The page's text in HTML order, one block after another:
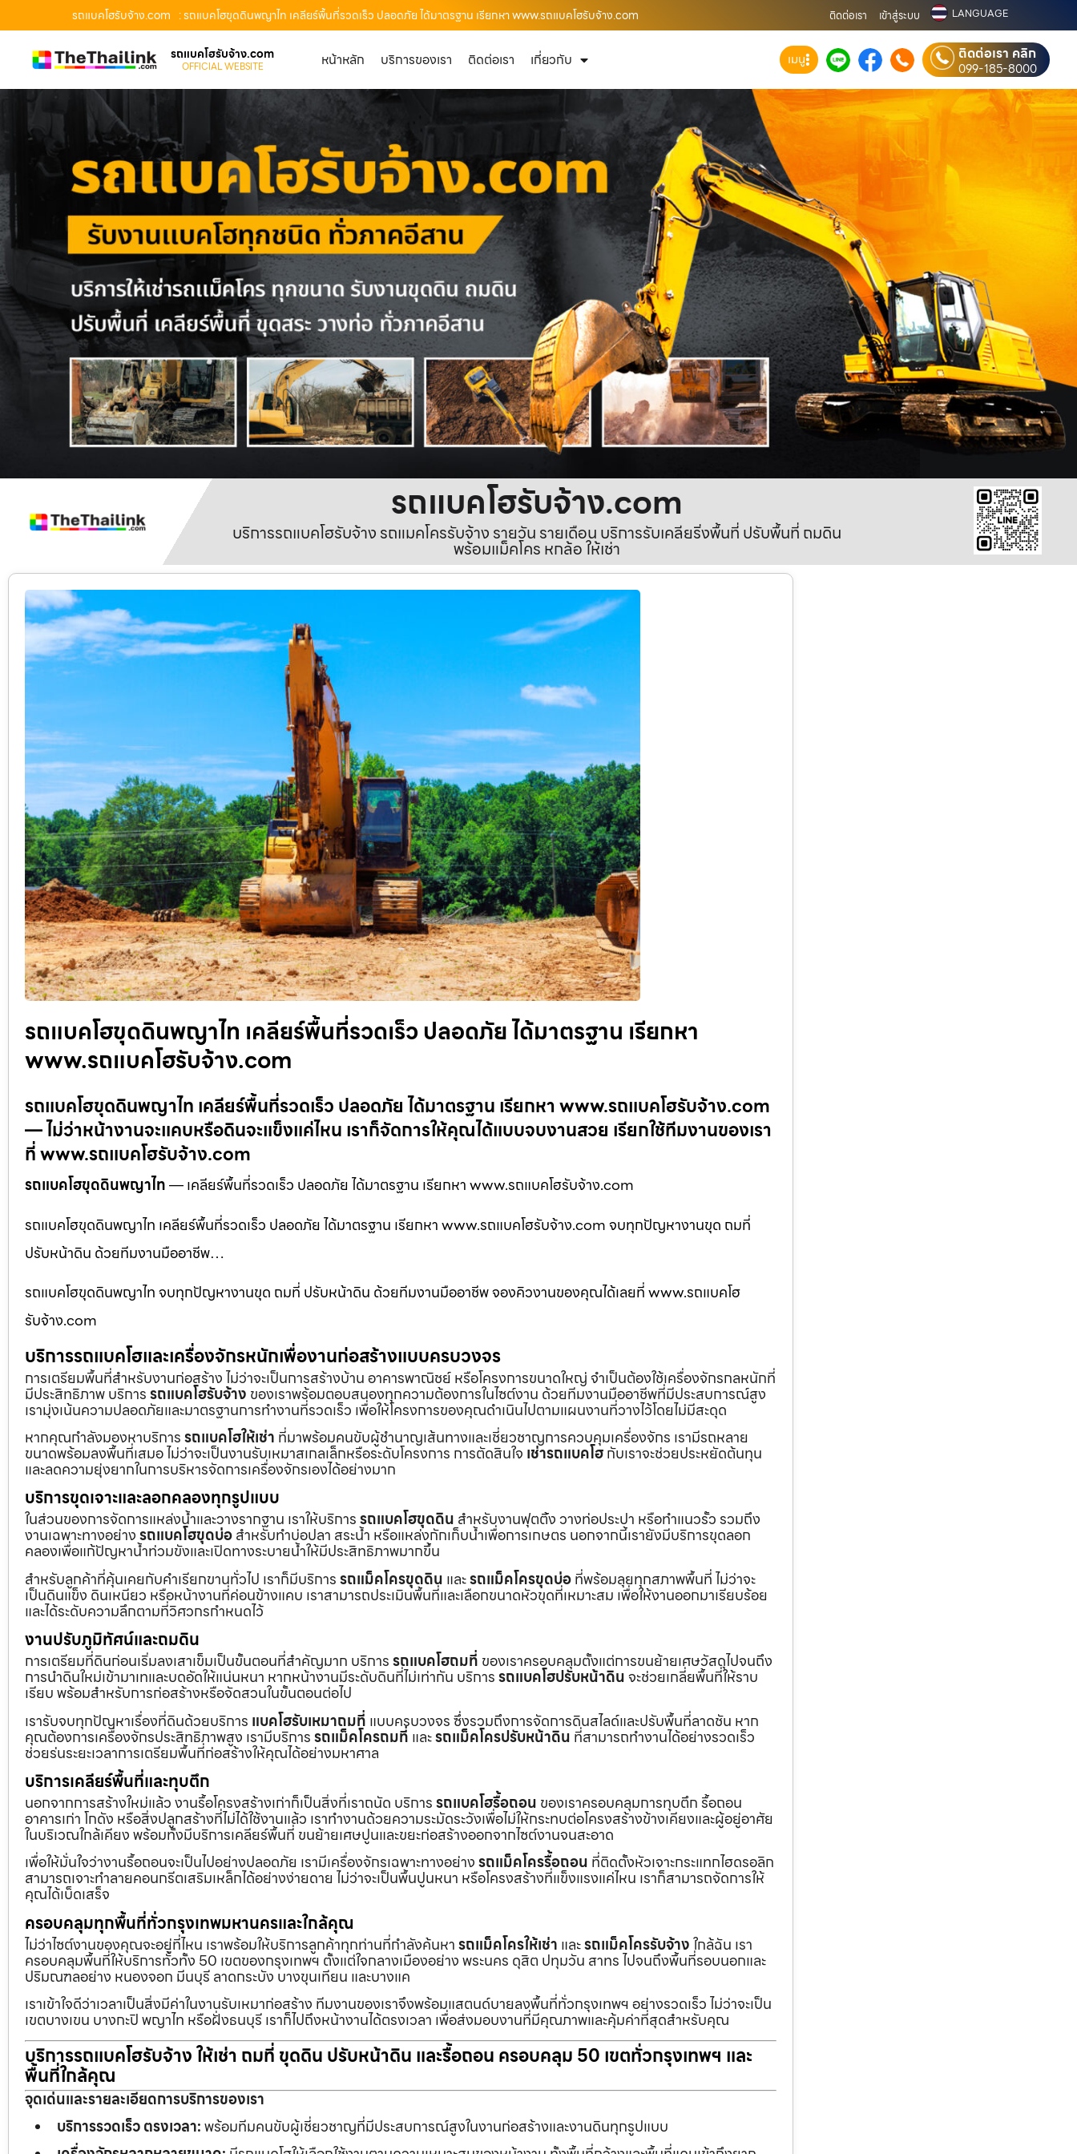
รถแบคโฮรับจ้าง.com : รถแบคโฮขุดดินพญาไท เคลียร์พื้นที่รวดเร็ว ปลอดภัย ได้มาตรฐาน เรียกหา www.รถแบคโฮรับจ้าง.com ติดต่อเรา เข้าสู่ระบบ LANGUAGE
รถแบคโฮรับจ้าง.com
OFFICIAL WEBSITE หน้าหลัก บริการของเรา ติดต่อเรา เกี่ยวกับ เมนู ติดต่อเรา คลิก
099-185-8000
รถแบคโฮรับจ้าง.com
บริการรถแบคโฮรับจ้าง รถแมคโครรับจ้าง รายวัน รายเดือน บริการรับเคลียริ่งพื้นที่ ปรับพื้นที่ ถมดิน
พร้อมแม็คโคร หกล้อ ให้เช่า
รถแบคโฮขุดดินพญาไท เคลียร์พื้นที่รวดเร็ว ปลอดภัย ได้มาตรฐาน เรียกหา
www.รถแบคโฮรับจ้าง.com
รถแบคโฮขุดดินพญาไท เคลียร์พื้นที่รวดเร็ว ปลอดภัย ได้มาตรฐาน เรียกหา www.รถแบคโฮรับจ้าง.com
— ไม่ว่าหน้างานจะแคบหรือดินจะแข็งแค่ไหน เราก็จัดการให้คุณได้แบบจบงานสวย เรียกใช้ทีมงานของเรา
ที่ www.รถแบคโฮรับจ้าง.com
รถแบคโฮขุดดินพญาไท— เคลียร์พื้นที่รวดเร็ว ปลอดภัย ได้มาตรฐาน เรียกหา www.รถแบคโฮรับจ้าง.com
รถแบคโฮขุดดินพญาไท เคลียร์พื้นที่รวดเร็ว ปลอดภัย ได้มาตรฐาน เรียกหา www.รถแบคโฮรับจ้าง.com จบทุกปัญหางานขุด ถมที่
ปรับหน้าดิน ด้วยทีมงานมืออาชีพ…
รถแบคโฮขุดดินพญาไท จบทุกปัญหางานขุด ถมที่ ปรับหน้าดิน ด้วยทีมงานมืออาชีพ จองคิวงานของคุณได้เลยที่ www.รถแบคโฮ
รับจ้าง.com
บริการรถแบคโฮและเครื่องจักรหนักเพื่องานก่อสร้างแบบครบวงจร
การเตรียมพื้นที่สำหรับงานก่อสร้าง ไม่ว่าจะเป็นการสร้างบ้าน อาคารพาณิชย์ หรือโครงการขนาดใหญ่ จำเป็นต้องใช้เครื่องจักรกลหนักที่
มีประสิทธิภาพ บริการรถแบคโฮรับจ้าง ของเราพร้อมตอบสนองทุกความต้องการในไซต์งาน ด้วยทีมงานมืออาชีพที่มีประสบการณ์สูง
เรามุ่งเน้นความปลอดภัยและมาตรฐานการทำงานที่รวดเร็ว เพื่อให้โครงการของคุณดำเนินไปตามแผนงานที่วางไว้โดยไม่มีสะดุด
หากคุณกำลังมองหาบริการรถแบคโฮให้เช่า ที่มาพร้อมคนขับผู้ชำนาญเส้นทางและเชี่ยวชาญการควบคุมเครื่องจักร เรามีรถหลาย
ขนาดพร้อมลงพื้นที่เสมอ ไม่ว่าจะเป็นงานรับเหมาสเกลเล็กหรือระดับโครงการ การตัดสินใจ เช่ารถแบคโฮกับเราจะช่วยประหยัดต้นทุน
และลดความยุ่งยากในการบริหารจัดการเครื่องจักรเองได้อย่างมาก
บริการขุดเจาะและลอกคลองทุกรูปแบบ
ในส่วนของการจัดการแหล่งน้ำและวางรากฐาน เราให้บริการรถแบคโฮขุดดิน สำหรับงานฟุตติ้ง วางท่อประปา หรือทำแนวรั้ว รวมถึง
งานเฉพาะทางอย่างรถแบคโฮขุดบ่อสำหรับทำบ่อปลา สระน้ำ หรือแหล่งกักเก็บน้ำเพื่อการเกษตร นอกจากนี้เรายังมีบริการขุดลอก
คลองเพื่อแก้ปัญหาน้ำท่วมขังและเปิดทางระบายน้ำให้มีประสิทธิภาพมากขึ้น
สำหรับลูกค้าที่คุ้นเคยกับคำเรียกขานทั่วไป เราก็มีบริการรถแม็คโครขุดดิน และรถแม็คโครขุดบ่อที่พร้อมลุยทุกสภาพพื้นที่ ไม่ว่าจะ
เป็นดินแข็ง ดินเหนียว หรือหน้างานที่ค่อนข้างแคบ เราสามารถประเมินพื้นที่และเลือกขนาดหัวขุดที่เหมาะสม เพื่อให้งานออกมาเรียบร้อย
และได้ระดับความลึกตามที่วิศวกรกำหนดไว้
งานปรับภูมิทัศน์และถมดิน
การเตรียมที่ดินก่อนเริ่มลงเสาเข็มเป็นขั้นตอนที่สำคัญมาก บริการรถแบคโฮถมที่ ของเราครอบคลุมตั้งแต่การขนย้ายเศษวัสดุไปจนถึง
การนำดินใหม่เข้ามาเทและบดอัดให้แน่นหนา หากหน้างานมีระดับดินที่ไม่เท่ากัน บริการรถแบคโฮปรับหน้าดินจะช่วยเกลี่ยพื้นที่ให้ราบ
เรียบ พร้อมสำหรับการก่อสร้างหรือจัดสวนในขั้นตอนต่อไป
เรารับจบทุกปัญหาเรื่องที่ดินด้วยบริการ แบคโฮรับเหมาถมที่ แบบครบวงจร ซึ่งรวมถึงการจัดการดินสไลด์และปรับพื้นที่ลาดชัน หาก
คุณต้องการเครื่องจักรประสิทธิภาพสูง เรามีบริการรถแม็คโครถมที่ และรถแม็คโครปรับหน้าดิน ที่สามารถทำงานได้อย่างรวดเร็ว
ช่วยร่นระยะเวลาการเตรียมพื้นที่ก่อสร้างให้คุณได้อย่างมหาศาล
บริการเคลียร์พื้นที่และทุบตึก
นอกจากการสร้างใหม่แล้ว งานรื้อโครงสร้างเก่าก็เป็นสิ่งที่เราถนัด บริการรถแบคโฮรื้อถอน ของเราครอบคลุมการทุบตึก รื้อถอน
อาคารเก่า โกดัง หรือสิ่งปลูกสร้างที่ไม่ได้ใช้งานแล้ว เราทำงานด้วยความระมัดระวังเพื่อไม่ให้กระทบต่อโครงสร้างข้างเคียงและผู้อยู่อาศัย
ในบริเวณใกล้เคียง พร้อมทั้งมีบริการเคลียร์พื้นที่ ขนย้ายเศษปูนและขยะก่อสร้างออกจากไซต์งานจนสะอาด
เพื่อให้มั่นใจว่างานรื้อถอนจะเป็นไปอย่างปลอดภัย เรามีเครื่องจักรเฉพาะทางอย่างรถแม็คโครรื้อถอน ที่ติดตั้งหัวเจาะกระแทกไฮดรอลิก
สามารถเจาะทำลายคอนกรีตเสริมเหล็กได้อย่างง่ายดาย ไม่ว่าจะเป็นพื้นปูนหนา หรือโครงสร้างที่แข็งแรงแค่ไหน เราก็สามารถจัดการให้
คุณได้เบ็ดเสร็จ
ครอบคลุมทุกพื้นที่ทั่วกรุงเทพมหานครและใกล้คุณ
ไม่ว่าไซต์งานของคุณจะอยู่ที่ไหน เราพร้อมให้บริการลูกค้าทุกท่านที่กำลังค้นหารถแม็คโครให้เช่า และรถแม็คโครรับจ้างใกล้ฉัน เรา
ครอบคลุมพื้นที่ให้บริการทั่วทั้ง 50 เขตของกรุงเทพฯ ตั้งแต่ใจกลางเมืองอย่าง พระนคร ดุสิต ปทุมวัน สาทร ไปจนถึงพื้นที่รอบนอกและ
ปริมณฑลอย่าง หนองจอก มีนบุรี ลาดกระบัง บางขุนเทียน และบางแค
เราเข้าใจดีว่าเวลาเป็นสิ่งมีค่าในงานรับเหมาก่อสร้าง ทีมงานของเราจึงพร้อมแสตนด์บายลงพื้นที่ทั่วกรุงเทพฯ อย่างรวดเร็ว ไม่ว่าจะเป็น
เขตบางเขน บางกะปิ พญาไท หรือฝั่งธนบุรี เราก็ไปถึงหน้างานได้ตรงเวลา เพื่อส่งมอบงานที่มีคุณภาพและคุ้มค่าที่สุดสำหรับคุณ
บริการรถแบคโฮรับจ้าง ให้เช่า ถมที่ ขุดดิน ปรับหน้าดิน และรื้อถอน ครอบคลุม 50 เขตทั่วกรุงเทพฯ และ
พื้นที่ใกล้คุณ
จุดเด่นและรายละเอียดการบริการของเรา
บริการรวดเร็ว ตรงเวลา:พร้อมทีมคนขับผู้เชี่ยวชาญที่มีประสบการณ์สูงในงานก่อสร้างและงานดินทุกรูปแบบ